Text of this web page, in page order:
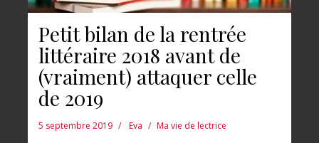
Petit bilan de la rentrée
littéraire 2018 avant de
(vraiment) attaquer celle
de 2019
5 septembre 2019 Eva Ma vie de lectrice